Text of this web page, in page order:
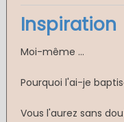
Inspiration
Moi-même ...
Pourquoi l'ai-je
Vous l'aurez sans